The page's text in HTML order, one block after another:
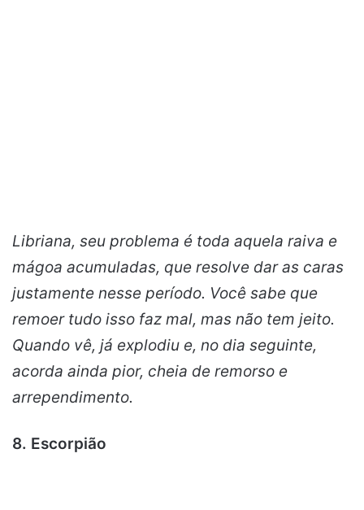
Libriana, seu problema é toda aquela raiva e
mágoa acumuladas, que resolve dar as caras
justamente nesse período. Você sabe que
remoer tudo isso faz mal, mas não tem jeito.
Quando vê, já explodiu e, no dia seguinte,
acorda ainda pior, cheia de remorso e
arrependimento.
8. Escorpião